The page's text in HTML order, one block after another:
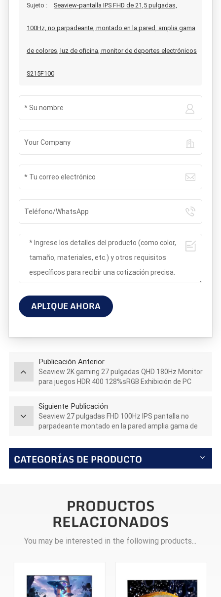
Sujeto : Seaview-pantalla IPS FHD de 21,5 pulgadas,
100Hz, no parpadeante, montado en la pared, amplia gama
de colores, luz de oficina, monitor de deportes electrónicos
S215F100
APLIQUE AHORA
Publicación Anterior
Seaview 2K gaming 27 pulgadas QHD 180Hz Monitor
para juegos HDR 400 128%sRGB Exhibición de PC
Siguiente Publicación
Seaview 27 pulgadas FHD 100Hz IPS pantalla no
parpadeante montado en la pared amplia gama de
CATEGORÍAS DE PRODUCTO
PRODUCTOS
RELACIONADOS
You may be interested in the following products...